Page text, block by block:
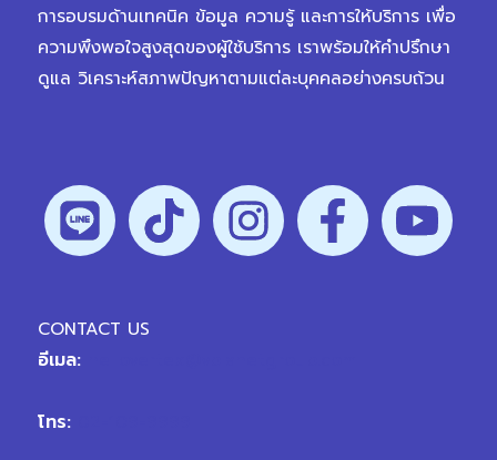
การอบรมด้านเทคนิค ข้อมูล ความรู้ และการให้บริการ เพื่อ
ความพึงพอใจสูงสุดของผู้ใช้บริการ เราพร้อมให้คำปรึกษา
ดูแล วิเคราะห์สภาพปัญหาตามแต่ละบุคคลอย่างครบถ้วน
CONTACT US
อีเมล:
โทร: